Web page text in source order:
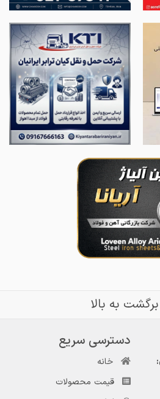
برگشت به بالا
دسترسی سریع
خانه
قیمت محصولات